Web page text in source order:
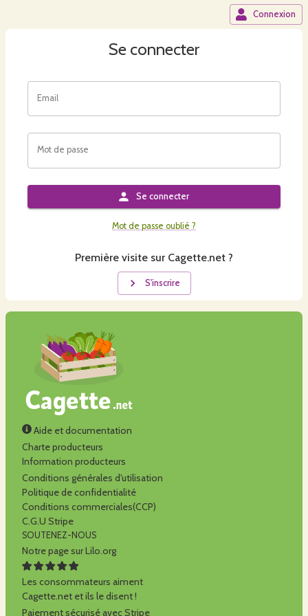
Connexion
Se connecter
Email
Mot de passe
Se connecter
Mot de passe oublié ?
Première visite sur Cagette.net ?
S'inscrire
Aide et documentation
Charte producteurs
Information producteurs
Conditions générales d'utilisation
Politique de confidentialité
Conditions commerciales(CCP)
C.G.U Stripe
SOUTENEZ-NOUS
Notre page sur Lilo.org
Les consommateurs aiment
Cagette.net et ils le disent !
Paiement sécurisé avec Stripe